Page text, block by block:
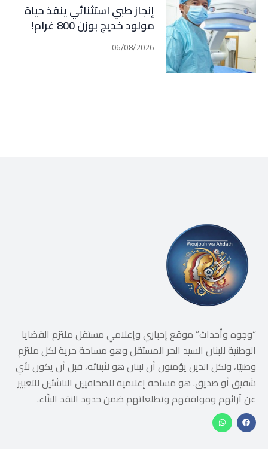
إنجاز طبي استثنائي ينقذ حياة
مولود خديج بوزن 800 غرام!
06/08/2026
“وجوه وأحداث” موقع إخباري وإعلامي مستقل ملتزم القضايا
الوطنية للبنان السيد الحر المستقل وهو مساحة حرية لكل ملتزم
وطنيًا، ولكل الذين يؤمنون أن لبنان هو لأبنائه، قبل أن يكون لأي
شقيق أو صديق. هو مساحة إعلامية للصحافيين الناشئين للتعبير
عن آرائهم ومواقفهم وتطلعاتهم ضمن حدود النقد البنّاء.